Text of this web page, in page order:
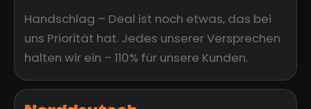
Handschlag – Deal ist noch etwas, das bei
uns Priorität hat. Jedes unserer Versprechen
halten wir ein – 110% für unsere Kunden.